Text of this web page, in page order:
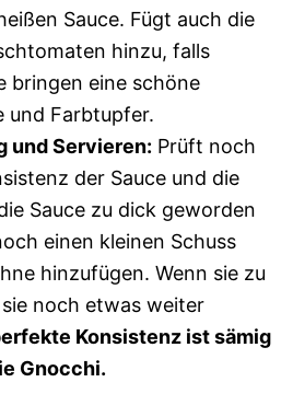
Sauce. Fügt auch die
hinzu, falls
bringen eine schöne
und Farbtupfer.
und Servieren: Prüft noch
der Sauce und die
Sauce zu dick geworden
einen kleinen Schuss
hinzufügen. Wenn sie zu
noch etwas weiter
Konsistenz ist sämig
Gnocchi.